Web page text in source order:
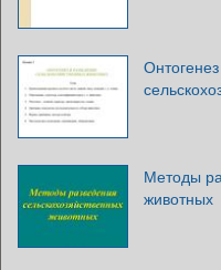
Методы
животных